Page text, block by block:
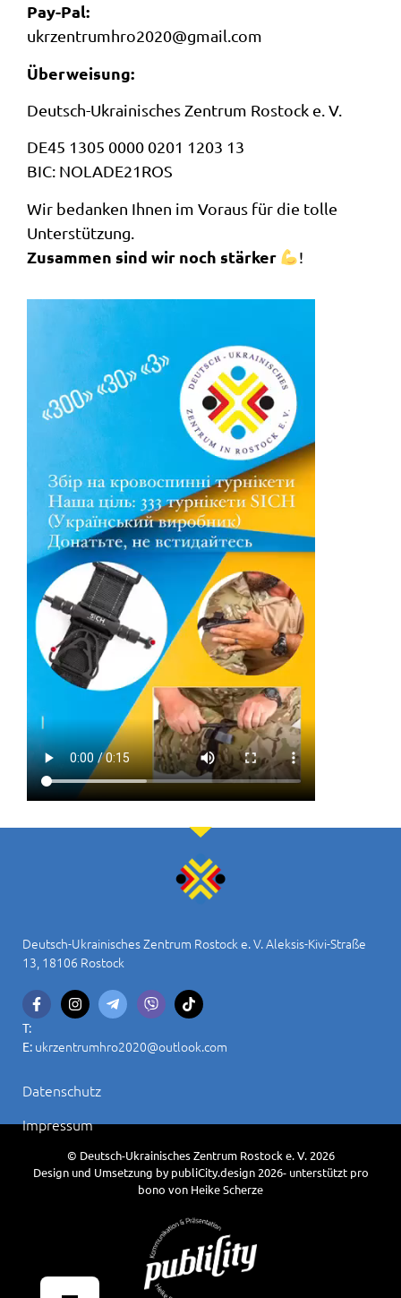
Pay-Pal:
ukrzentrumhro2020@gmail.com
Überweisung:
Deutsch-Ukrainisches Zentrum Rostock e. V.
DE45 1305 0000 0201 1203 13
BIC: NOLADE21ROS
Wir bedanken Ihnen im Voraus für die tolle
Unterstützung.
Zusammen sind wir noch stärker !
Deutsch-Ukrainisches Zentrum Rostock e. V. Aleksis-Kivi-Straße
13, 18106 Rostock
T:
E: ukrzentrumhro2020@outlook.com
Datenschutz
Impressum
© Deutsch-Ukrainisches Zentrum Rostock e. V. 2026
Design und Umsetzung by publiCity.design 2026- unterstützt pro
bono von Heike Scherze